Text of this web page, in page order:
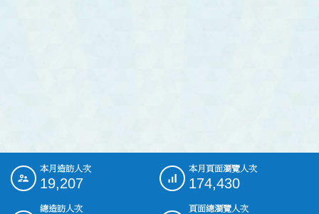
::: 本月造訪人次
19,207
本月頁面瀏覽人次
174,430
總造訪人次
頁面總瀏覽人次